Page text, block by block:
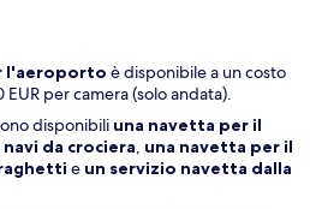
l'aeroporto è disponibile a un costo
per camera (solo andata).
disponibili una navetta per il
da crociera, una navetta per il
e un servizio navetta dalla